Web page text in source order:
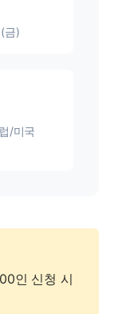
금)
/미국
인 신청 시